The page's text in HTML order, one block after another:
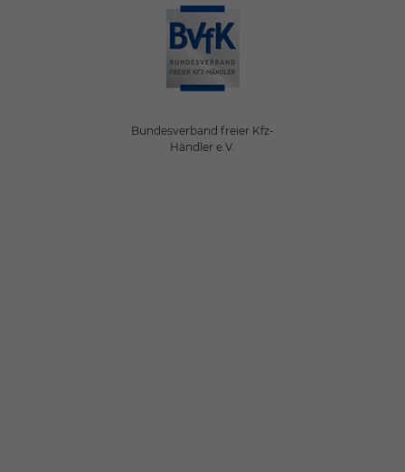
Bundesverband freier Kfz-
Händler e.V.